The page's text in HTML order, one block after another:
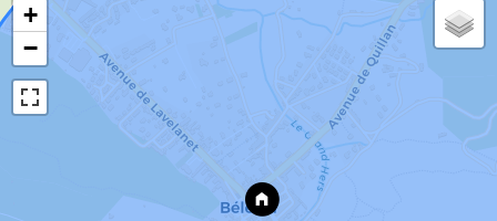
+
−